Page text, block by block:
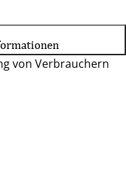
von Verbrauchern